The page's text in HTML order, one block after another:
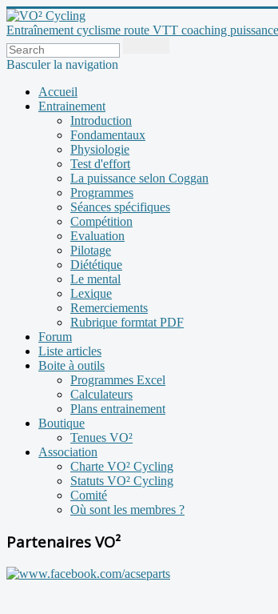
Entraînement cyclisme route VTT coaching
Basculer la navigation
Accueil
Entrainement
Introduction
Fondamentaux
Physiologie
Test d'effort
La puissance selon Coggan
Programmes
Séances spécifiques
Compétition
Evaluation
Pilotage
Diététique
Le mental
Lexique
Remerciements
Rubrique formtat PDF
Forum
Liste articles
Boite à outils
Programmes Excel
Calculateurs
Plans entrainement
Boutique
Tenues VO²
Association
Charte VO² Cycling
Statuts VO² Cycling
Comité
Où sont les membres ?
Partenaires VO²